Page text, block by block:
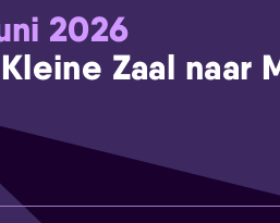
2026
Zaal naar